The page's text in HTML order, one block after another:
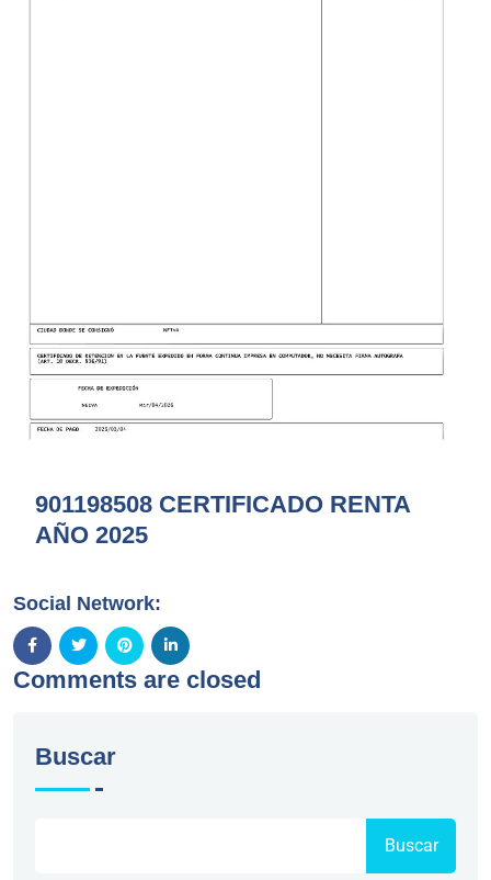
901198508 CERTIFICADO RENTA
AÑO 2025
Social Network:
Comments are closed
Buscar
Buscar